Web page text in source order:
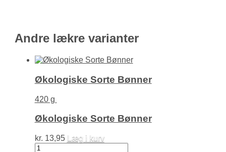
Andre lækre varianter
Økologiske Sorte Bønner
420 g
Økologiske Sorte Bønner
kr. 13,95
Læg i kurv
Økologiske